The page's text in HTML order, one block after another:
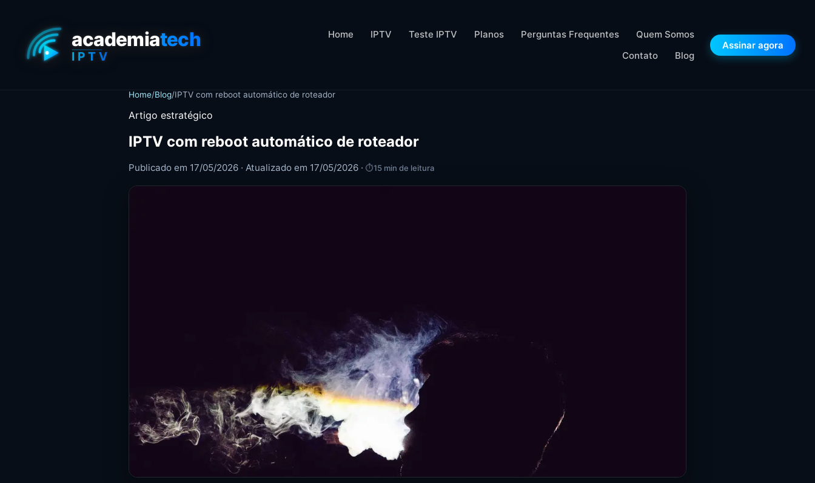
Home IPTV Teste IPTV Planos Perguntas Frequentes
Quem Somos
Contato
Blog
Assinar agora
Home/Blog/IPTV com reboot automático de roteador
Artigo estratégico
IPTV com reboot automático de roteador
Publicado em 17/05/2026 · Atualizado em 17/05/2026 · ⏱15 min de leitura